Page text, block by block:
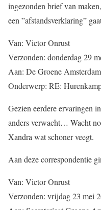
ingezonden brief van
een ”afstandsverklaring”
Van: Victor Onrust
Verzonden: donderdag 29
Aan: De Groene
Onderwerp: RE:
Gezien eerdere ervaringen
anders verwacht… Wacht
Xandra wat schoner veegt.
Aan deze correspondentie
Van: Victor Onrust
Verzonden: vrijdag 23 mei